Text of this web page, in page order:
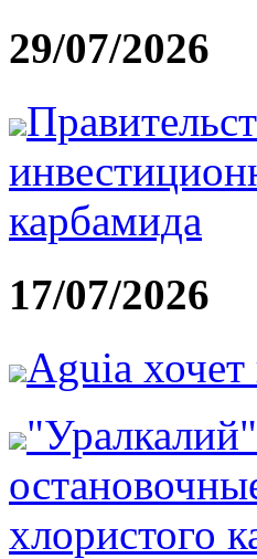
29/07/2026
карбамида
17/07/2026
Aguia
хлористого